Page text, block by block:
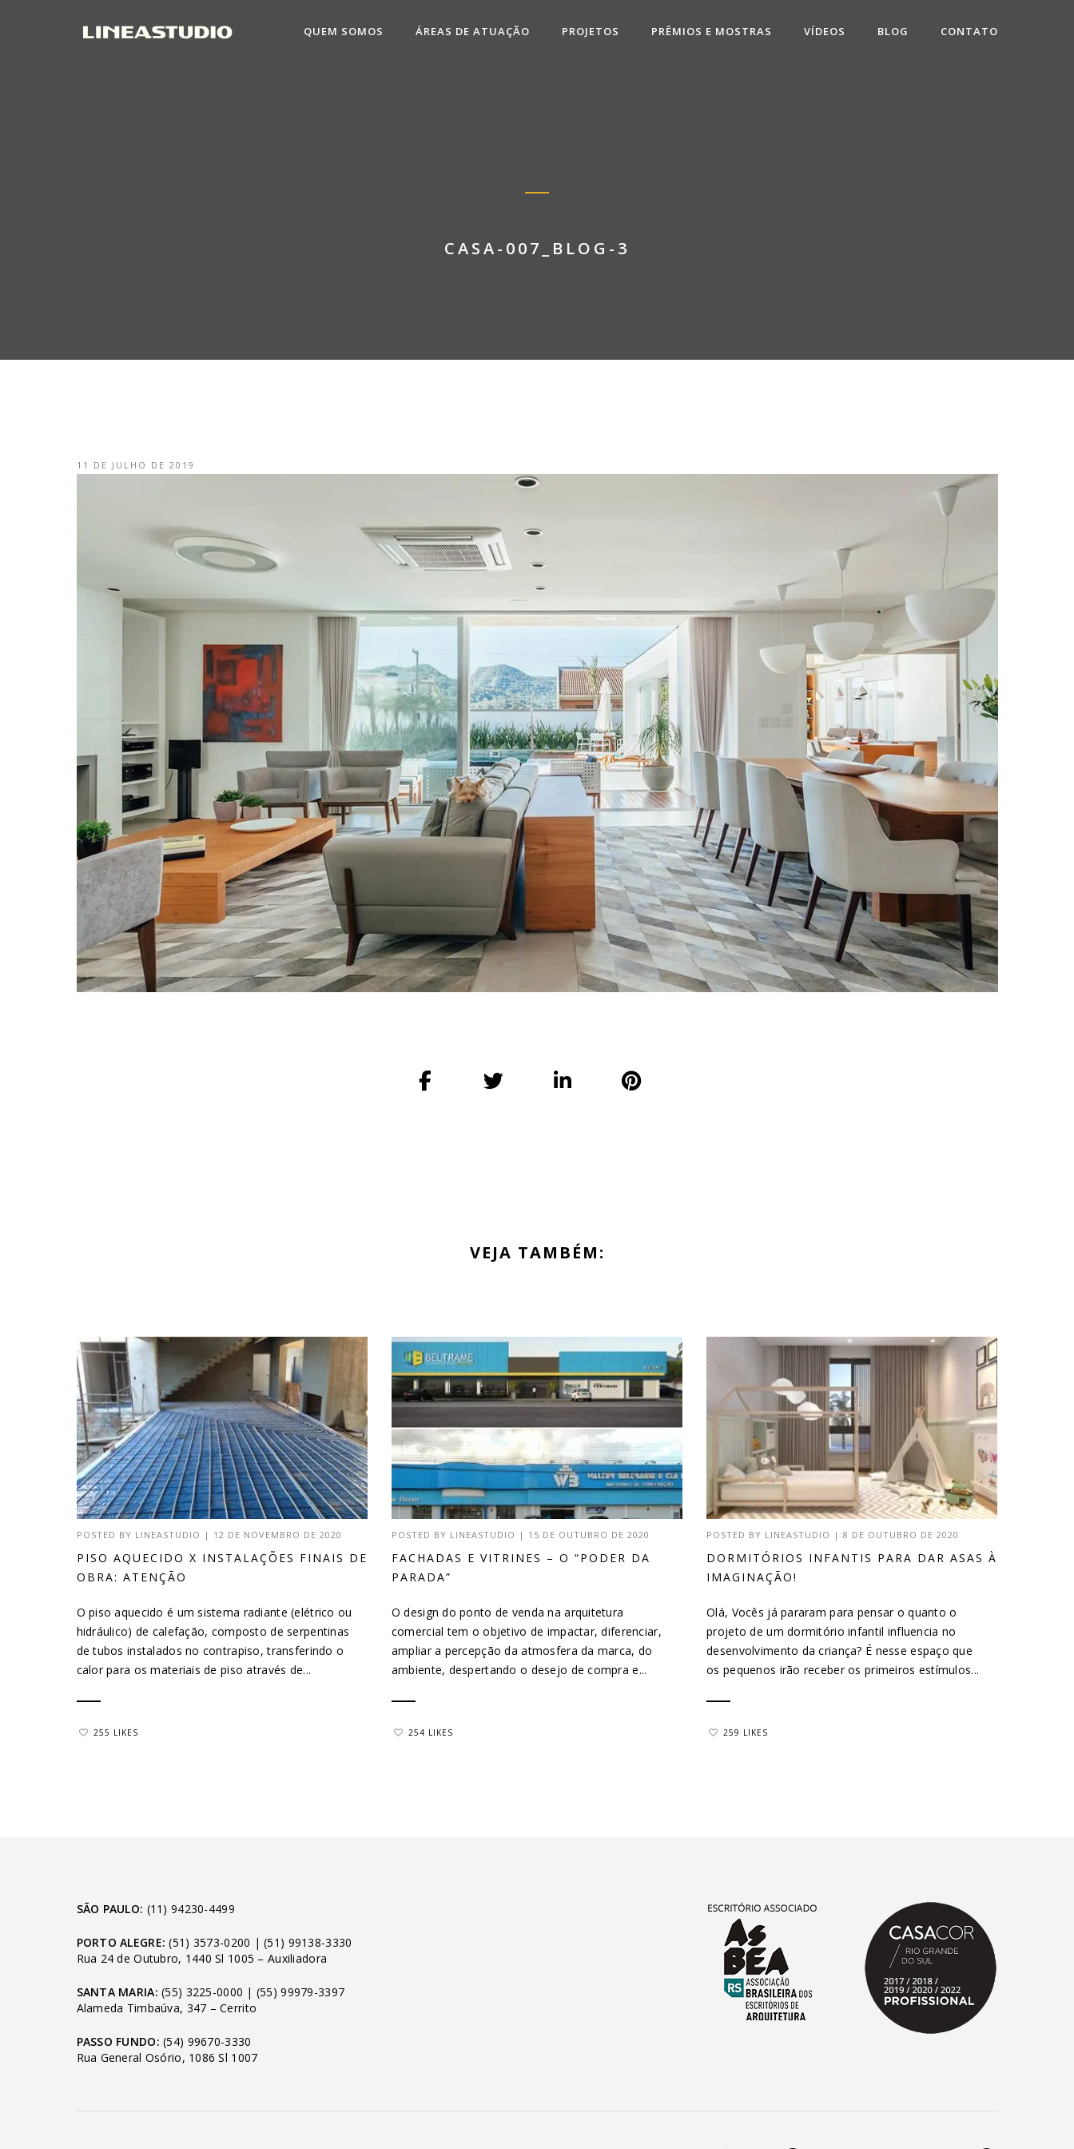
QUEM SOMOS ÁREAS DE ATUAÇÃO PROJETOS PRÊMIOS E MOSTRAS VÍDEOS BLOG CONTATO
CASA-007_BLOG-3
11 DE JULHO DE 2019
VEJA TAMBÉM:
POSTED BY LINEASTUDIO | 12 DE NOVEMBRO DE 2020
PISO AQUECIDO X INSTALAÇÕES FINAIS DE
OBRA: ATENÇÃO
O piso aquecido é um sistema radiante (elétrico ou
hidráulico) de calefação, composto de serpentinas
de tubos instalados no contrapiso, transferindo o
calor para os materiais de piso através de...
255 LIKES
POSTED BY LINEASTUDIO | 15 DE OUTUBRO DE 2020
FACHADAS E VITRINES – O “PODER DA
PARADA”
O design do ponto de venda na arquitetura
comercial tem o objetivo de impactar, diferenciar,
ampliar a percepção da atmosfera da marca, do
ambiente, despertando o desejo de compra e...
254 LIKES
POSTED BY LINEASTUDIO |8 DE OUTUBRO DE 2020
DORMITÓRIOS INFANTIS PARA DAR ASAS À
IMAGINAÇÃO!
Olá, Vocês já pararam para pensar o quanto o
projeto de um dormitório infantil influencia no
desenvolvimento da criança? É nesse espaço que
os pequenos irão receber os primeiros estímulos...
259 LIKES
SÃO PAULO: (11) 94230-4499
PORTO ALEGRE: (51) 3573-0200 |(51) 99138-3330
Rua 24 de Outubro, 1440 Sl 1005 – Auxiliadora
SANTA MARIA: (55) 3225-0000 | (55) 99979-3397
Alameda Timbaúva, 347 – Cerrito
PASSO FUNDO: (54) 99670-3330
Rua General Osório, 1086 Sl 1007